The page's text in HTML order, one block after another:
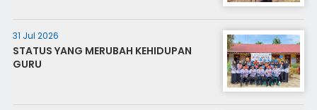
31 Jul 2026
STATUS YANG MERUBAH KEHIDUPAN
GURU